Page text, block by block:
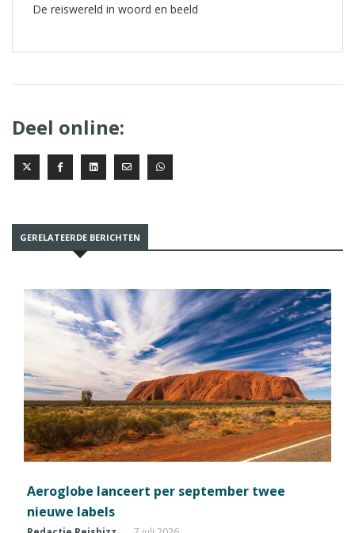
De reiswereld in woord en beeld
Deel online:
GERELATEERDE BERICHTEN
Aeroglobe lanceert per september twee
nieuwe labels